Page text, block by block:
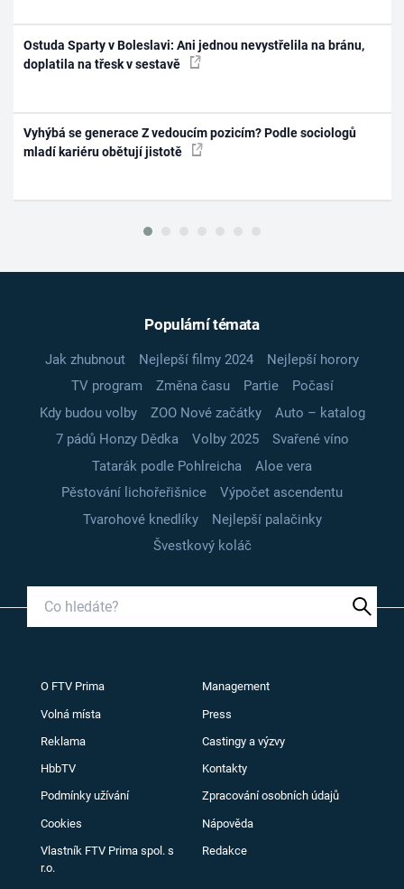
Ostuda Sparty v Boleslavi: Ani jednou nevystřelila na bránu,
doplatila na třesk v sestavě
Vyhýbá se generace Z vedoucím pozicím? Podle sociologů
mladí kariéru obětují jistotě
Populární témata
Jak zhubnout Nejlepší filmy 2024
Nejlepší horory
TV program
Změna času Partie
Počasí
Kdy budou volby
ZOO Nové začátky
Auto – katalog
7 pádů Honzy Dědka
Volby 2025
Svařené víno
Tatarák podle Pohlreicha
Aloe vera
Pěstování lichořeřišnice
Výpočet ascendentu
Tvarohové knedlíky
Nejlepší palačinky
Švestkový koláč
O FTV Prima Management
Volná místa Press
Reklama Castingy a výzvy
HbbTV Kontakty
Podmínky užívání Zpracování osobních údajů
Cookies Nápověda
Vlastník FTV Prima spol. s
r.o.
Redakce